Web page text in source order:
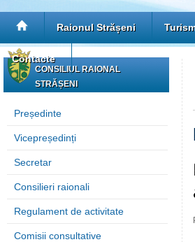
Raionul Strășeni
Contacte
CONSILIUL RAIONAL
STRĂȘENI
Președinte
Vicepreședinți
Secretar
Consilieri raionali
Regulament de activitate
Comisii consultative